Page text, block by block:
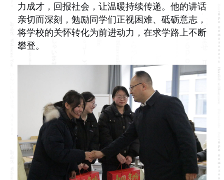
力成才，回报社会，让温暖持续传递。他的讲话
亲切而深刻，勉励同学们正视困难、砥砺意志，
将学校的关怀转化为前进动力，在求学路上不断
攀登。